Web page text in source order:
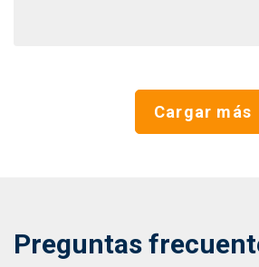
Cargar más
Preguntas